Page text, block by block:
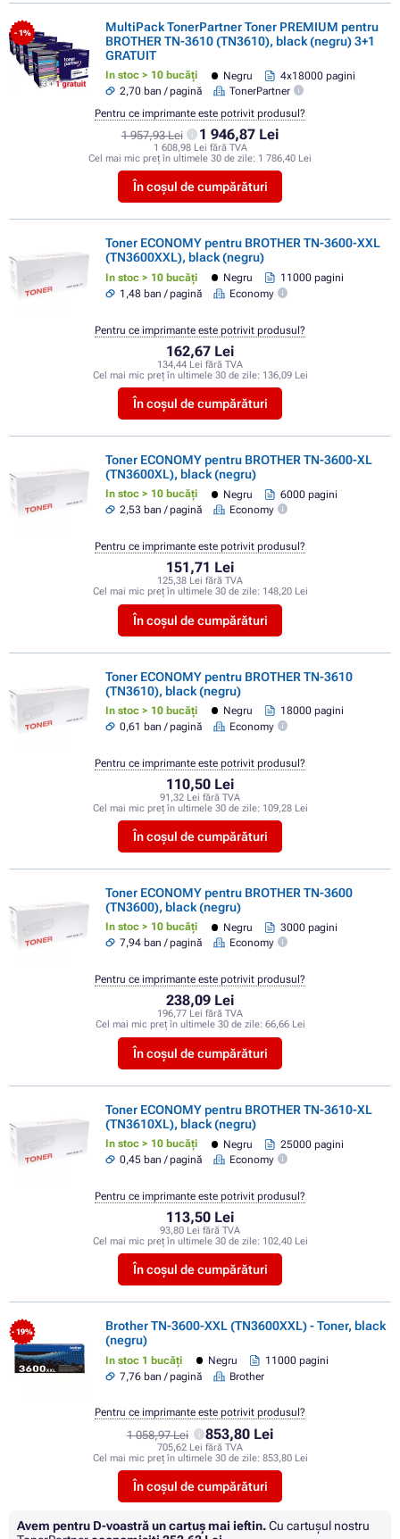
- 1%
MultiPack TonerPartner Toner PREMIUM pentru
BROTHER TN-3610 (TN3610), black (negru) 3+1
GRATUIT
In stoc > 10 bucăți Negru
4x18000 pagini
2,70 ban / pagină
TonerPartner
1 957,93 Lei 1 946,87 Lei
1 608,98 Lei fără TVA
Cel mai mic preț în ultimele 30 de zile: 1 786,40 Lei
În coșul de cumpărături
Pentru ce imprimante este potrivit produsul?
Toner ECONOMY pentru BROTHER TN-3600-XXL
(TN3600XXL), black (negru)
In stoc > 10 bucăți Negru
11000 pagini
1,48 ban / pagină
Economy
162,67 Lei
134,44 Lei fără TVA
Cel mai mic preț în ultimele 30 de zile: 136,09 Lei
În coșul de cumpărături
Pentru ce imprimante este potrivit produsul?
Toner ECONOMY pentru BROTHER TN-3600-XL
(TN3600XL), black (negru)
In stoc > 10 bucăți Negru
6000 pagini
2,53 ban / pagină
Economy
151,71 Lei
125,38 Lei fără TVA
Cel mai mic preț în ultimele 30 de zile: 148,20 Lei
În coșul de cumpărături
Pentru ce imprimante este potrivit produsul?
Toner ECONOMY pentru BROTHER TN-3610
(TN3610), black (negru)
In stoc > 10 bucăți Negru
18000 pagini
0,61 ban / pagină
Economy
110,50 Lei
91,32 Lei fără TVA
Cel mai mic preț în ultimele 30 de zile: 109,28 Lei
În coșul de cumpărături
Pentru ce imprimante este potrivit produsul?
Toner ECONOMY pentru BROTHER TN-3600
(TN3600), black (negru)
In stoc > 10 bucăți Negru
3000 pagini
7,94 ban / pagină
Economy
238,09 Lei
196,77 Lei fără TVA
Cel mai mic preț în ultimele 30 de zile: 66,66 Lei
În coșul de cumpărături
Pentru ce imprimante este potrivit produsul?
Toner ECONOMY pentru BROTHER TN-3610-XL
(TN3610XL), black (negru)
In stoc > 10 bucăți Negru
25000 pagini
0,45 ban / pagină
Economy
113,50 Lei
93,80 Lei fără TVA
Cel mai mic preț în ultimele 30 de zile: 102,40 Lei
În coșul de cumpărături
Pentru ce imprimante este potrivit produsul?
- 19%
Brother TN-3600-XXL (TN3600XXL) - Toner, black
(negru)
In stoc 1 bucăți Negru
11000 pagini
7,76 ban / pagină
Brother
1 058,97 Lei 853,80 Lei
705,62 Lei fără TVA
Cel mai mic preț în ultimele 30 de zile: 853,80 Lei
În coșul de cumpărături
Pentru ce imprimante este potrivit produsul?
Avem pentru D-voastră un cartuș mai ieftin.Cu cartuşul nostru